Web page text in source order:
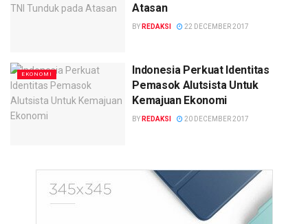
Atasan
BY REDAKSI 22 DECEMBER 2017
EKONOMI
Indonesia Perkuat Identitas
Pemasok Alutsista Untuk
Kemajuan Ekonomi
BY REDAKSI 20 DECEMBER 2017